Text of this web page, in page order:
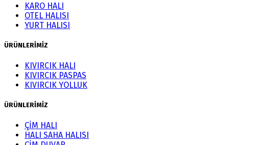
KARO HALI
OTEL HALISI
YURT HALISI
ÜRÜNLERİMİZ
KIVIRCIK HALI
KIVIRCIK PASPAS
KIVIRCIK YOLLUK
ÜRÜNLERİMİZ
ÇİM HALI
HALI SAHA HALISI